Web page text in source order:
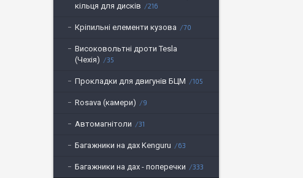
кільця для дисків
216
Кріпильні елементи кузова 70
Високовольтні дроти Tesla
(Чехія)
35
Прокладки для двигунів БЦМ 105
Rosava (камери) 9
Автомагнітоли 31
Багажники на дах Kenguru 63
Багажники на дах - поперечки 333